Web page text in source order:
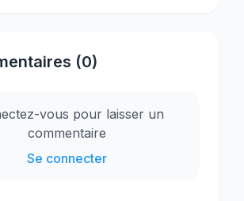
(0)
vous pour laisser un
commentaire
Se connecter